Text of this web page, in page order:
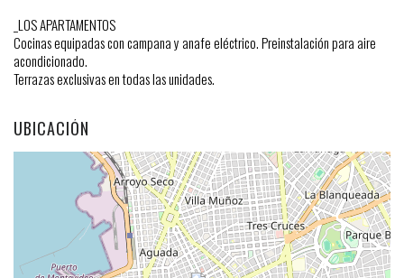
_LOS APARTAMENTOS
Cocinas equipadas con campana y anafe eléctrico. Preinstalación para aire
acondicionado.
Terrazas exclusivas en todas las unidades.
UBICACIÓN